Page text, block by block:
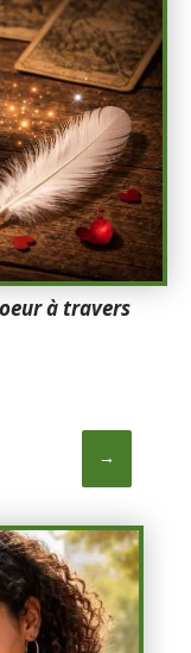
à travers